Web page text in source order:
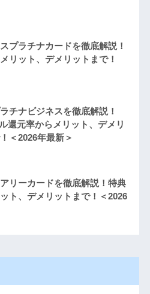
プラチナカードを徹底解説！
リット、デメリットまで！
チナビジネスを徹底解説！
還元率からメリット、デメリ
＜2026年最新＞
リーカードを徹底解説！特典
ト、デメリットまで！＜2026